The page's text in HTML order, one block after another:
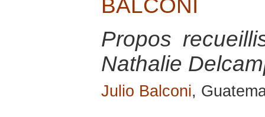
BALCONI
Propos
Nathalie
Julio Balconi,